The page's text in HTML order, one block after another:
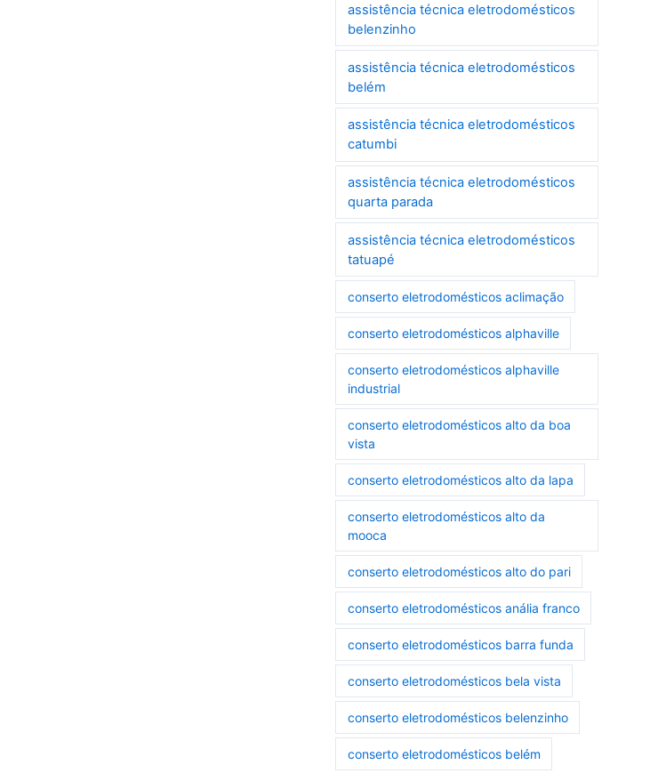
assistência técnica eletrodomésticos
belenzinho
assistência técnica eletrodomésticos
belém
assistência técnica eletrodomésticos
catumbi
assistência técnica eletrodomésticos
quarta parada
assistência técnica eletrodomésticos
tatuapé
conserto eletrodomésticos aclimação
conserto eletrodomésticos alphaville
conserto eletrodomésticos alphaville
industrial
conserto eletrodomésticos alto da boa
vista
conserto eletrodomésticos alto da lapa
conserto eletrodomésticos alto da
mooca
conserto eletrodomésticos alto do pari
conserto eletrodomésticos anália franco
conserto eletrodomésticos barra funda
conserto eletrodomésticos bela vista
conserto eletrodomésticos belenzinho
conserto eletrodomésticos belém